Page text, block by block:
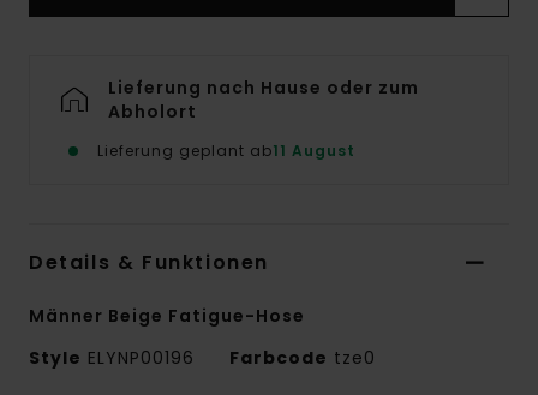
Lieferung nach Hause oder zum
Abholort
Lieferung geplant ab11 August
Details & Funktionen
Männer Beige Fatigue-Hose
Style ELYNP00196 Farbcode tze0